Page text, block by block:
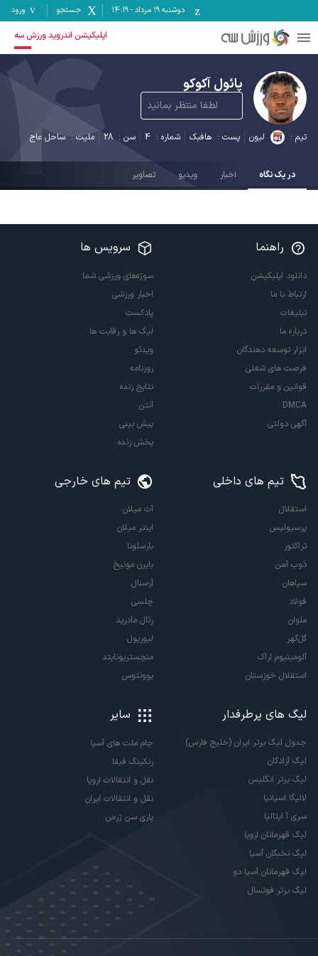
دوشنبه ۱۹ مرداد -
14:19 جستجو ورود
اپلیکیشن اندروید ورزش سه
پائول آکوکو
لطفا منتظر بمانید
تیم : لیون پست : هافبک شماره : 4 سن : 28 ملیت : ساحل عاج
4 در یک نگاه اخبار ویدیو تصاویر
راهنما
دانلود اپلیکیشن
ارتباط با ما
تبلیغات
درباره ما
ابزار توسعه دهندگان
فرصت های شغلی
قوانین و مقررات
DMCA
آگهی دولتی
سرویس ها
سوژه‌های ورزشی شما
اخبار ورزشی
پادکست
لیگ ها و رقابت ها
ویدئو
روزنامه
نتایج زنده
آنتن
پیش بینی
پخش زنده
تیم های داخلی
استقلال
پرسپولیس
تراکتور
ذوب آهن
سپاهان
فولاد
ملوان
گل‌گهر
آلومینیوم اراک
استقلال خوزستان
تیم های خارجی
آث میلان
اینتر میلان
بارسلونا
بایرن مونیخ
آرسنال
چلسی
رئال مادرید
لیورپول
منچستریونایتد
یوونتوس
لیگ های پرطرفدار
جدول لیگ برتر ایران (خلیج فارس)
لیگ آزادگان
لیگ برتر انگلیس
لالیگا اسپانیا
سری آ ایتالیا
لیگ قهرمانان اروپا
لیگ نخبگان آسیا
لیگ قهرمانان آسیا دو
لیگ برتر فوتسال
سایر
جام ملت های آسیا
رنکینگ فیفا
نقل و انتقالات اروپا
نقل و انتقالات ایران
پاری سن ژرمن